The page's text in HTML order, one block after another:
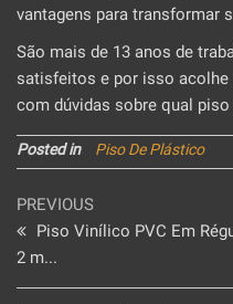
vantagens para transformar
São mais de 13 anos de
satisfeitos e por isso acolhe
com dúvidas sobre qual piso
Posted in Piso De Plástico
Post
navigation
Previous
Post
PREVIOUS
Piso Vinílico PVC Em
2 m...